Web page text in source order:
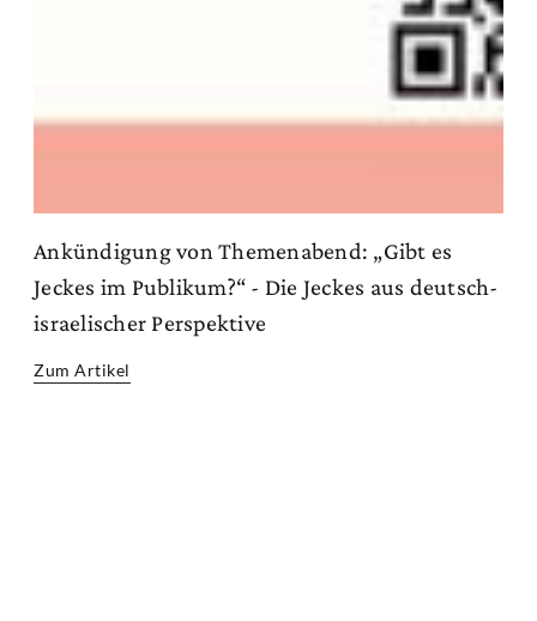
Ankündigung von Themenabend: „Gibt es
Jeckes im Publikum?“ - Die Jeckes aus deutsch-
israelischer Perspektive
Zum Artikel